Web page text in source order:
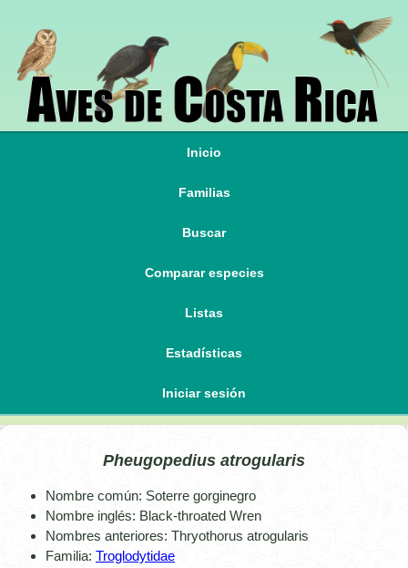
Inicio
Familias
Buscar
Comparar especies
Listas
Estadísticas
Iniciar sesión
Pheugopedius atrogularis
Nombre común: Soterre gorginegro
Nombre inglés: Black-throated Wren
Nombres anteriores: Thryothorus atrogularis
Familia: Troglodytidae